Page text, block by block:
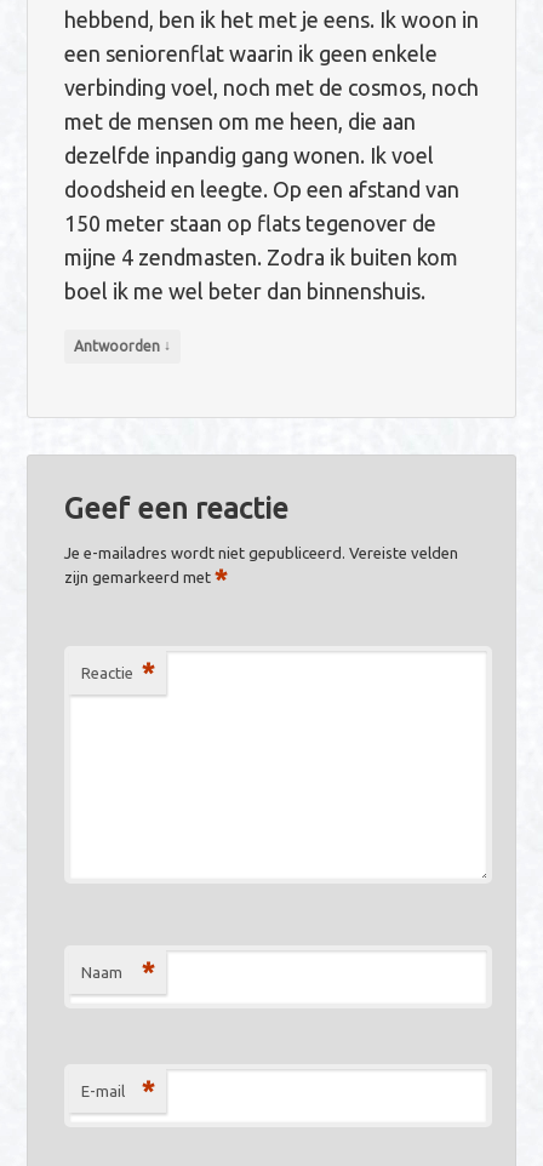
hebbend, ben ik het met je eens. Ik woon in
een seniorenflat waarin ik geen enkele
verbinding voel, noch met de cosmos, noch
met de mensen om me heen, die aan
dezelfde inpandig gang wonen. Ik voel
doodsheid en leegte. Op een afstand van
150 meter staan op flats tegenover de
mijne 4 zendmasten. Zodra ik buiten kom
boel ik me wel beter dan binnenshuis.
Antwoorden ↓
Geef een reactie
Je e-mailadres wordt niet gepubliceerd. Vereiste velden
zijn gemarkeerd met *
Reactie *
Naam *
E-mail *